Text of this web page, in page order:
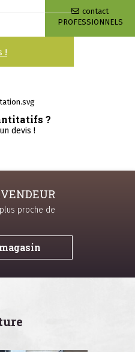
contact
PROFESSIONNELS
!
?
devis !
proche de